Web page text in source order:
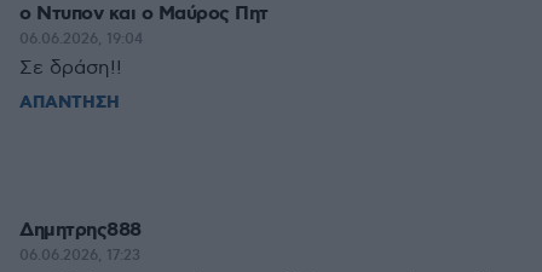
ο Ντυπον και ο Μαύρος Πητ
06.06.2026, 19:04
Σε δράση!!
ΑΠΑΝΤΗΣΗ
Δημητρης888
06.06.2026, 17:23